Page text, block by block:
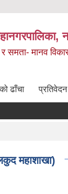
र समता- मानव
ढाँचा प्रतिवेदन
महाशाखा)